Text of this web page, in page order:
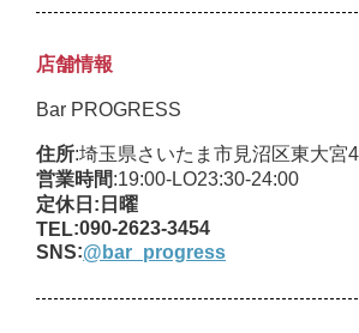
店舗情報
Bar PROGRESS
住所:埼玉県さいたま市見沼区東大宮
営業時間:19:00-LO23:30-24:00
定休日 :日曜
TEL:090-2623-3454
SNS:@bar_progress